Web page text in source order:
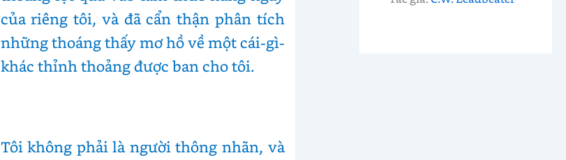
của riêng tôi, và đã cẩn thận phân tích
những thoáng thấy mơ hồ về một cái-gì-
khác thỉnh thoảng được ban cho tôi.
Tôi không phải là người thông nhãn, và